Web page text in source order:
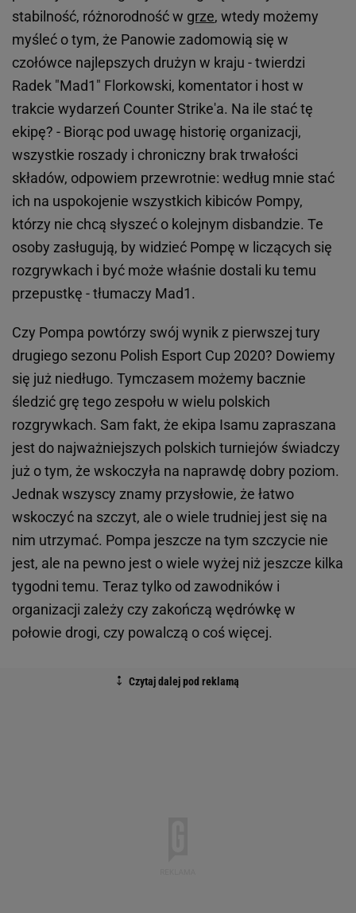
stabilność, różnorodność w grze, wtedy możemy
myśleć o tym, że Panowie zadomowią się w
czołówce najlepszych drużyn w kraju - twierdzi
Radek "Mad1" Florkowski, komentator i host w
trakcie wydarzeń Counter Strike'a. Na ile stać tę
ekipę? - Biorąc pod uwagę historię organizacji,
wszystkie roszady i chroniczny brak trwałości
składów, odpowiem przewrotnie: według mnie stać
ich na uspokojenie wszystkich kibiców Pompy,
którzy nie chcą słyszeć o kolejnym disbandzie. Te
osoby zasługują, by widzieć Pompę w liczących się
rozgrywkach i być może właśnie dostali ku temu
przepustkę - tłumaczy Mad1.
Czy Pompa powtórzy swój wynik z pierwszej tury
drugiego sezonu Polish Esport Cup 2020? Dowiemy
się już niedługo. Tymczasem możemy bacznie
śledzić grę tego zespołu w wielu polskich
rozgrywkach. Sam fakt, że ekipa Isamu zapraszana
jest do najważniejszych polskich turniejów świadczy
już o tym, że wskoczyła na naprawdę dobry poziom.
Jednak wszyscy znamy przysłowie, że łatwo
wskoczyć na szczyt, ale o wiele trudniej jest się na
nim utrzymać. Pompa jeszcze na tym szczycie nie
jest, ale na pewno jest o wiele wyżej niż jeszcze kilka
tygodni temu. Teraz tylko od zawodników i
organizacji zależy czy zakończą wędrówkę w
połowie drogi, czy powalczą o coś więcej.